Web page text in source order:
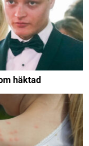
häktad